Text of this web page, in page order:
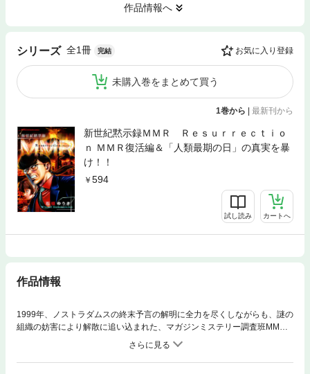
作品情報へ
シリーズ 全1冊 完結 お気に入り登録
未購入巻をまとめて買う
1巻から | 最新刊から
新世紀黙示録ＭＭＲ Ｒｅｓｕｒｒｅｃｔｉｏ
ｎ ＭＭＲ復活編＆「人類最期の日」の真実を暴
け！！
594
試し読み カートへ
作品情報
1999年、ノストラダムスの終末予言の解明に全力を尽くしながらも、謎の
組織の妨害により解散に追い込まれた、マガジンミステリー調査班MM
R……。しかし、彼らの情熱と探究心は消えていなかった！ 新生MMRが